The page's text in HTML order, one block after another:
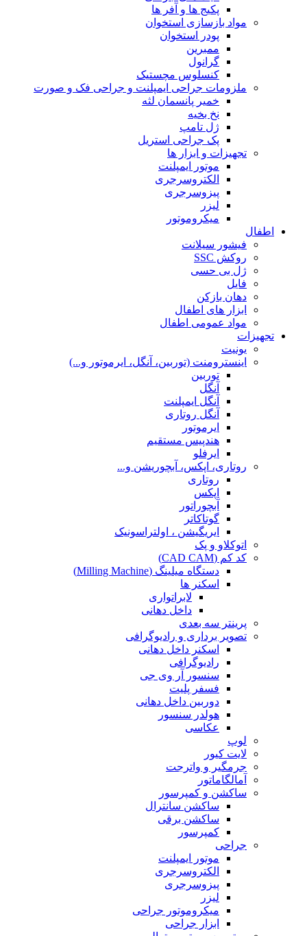
پکیج ها و آفر ها
مواد بازسازی استخوان
پودر استخوان
ممبرین
گرانول
کنسلوس مچستیک
ملزومات جراحی ایمپلنت و جراحی فک و صورت
خمیر پانسمان لثه
نخ بخیه
ژل تامپ
پک جراحی استریل
تجهیزات و ابزار ها
موتور ایمپلنت
الکتروسرجری
پیزوسرجری
لیزر
میکروموتور
اطفال
فیشور سیلانت
روکش SSC
ژل بی حسی
فایل
دهان بازکن
ابزار های اطفال
مواد عمومی اطفال
تجهیزات
یونیت
اینسترومنت (توربین، آنگل، ایرموتور و...)
توربین
آنگل
آنگل ایمپلنت
آنگل روتاری
ایرموتور
هندپیس مستقیم
ایرفلو
روتاری، اپکس، آبچوریشن و...
روتاری
اپکس
آبچوراتور
گوتاکاتر
ایریگیشن ، اولتراسونیک
اتوکلاو و پک
کد کم (CAD CAM)
دستگاه میلینگ (Milling Machine)
اسکنر ها
لابراتواری
داخل دهانی
پرینتر سه بعدی
تصویر برداری و رادیوگرافی
اسکنر داخل دهانی
رادیوگرافی
سنسور آر وی جی
فسفر پلیت
دوربین داخل دهانی
هولدر سنسور
عکاسی
لوپ
لایت کیور
جرمگیر و واترجت
آمالگاماتور
ساکشن و کمپرسور
ساکشن سانترال
ساکشن برقی
کمپرسور
جراحی
موتور ایمپلنت
الکتروسرجری
پیزوسرجری
لیزر
میکروموتور جراحی
ابزار جراحی